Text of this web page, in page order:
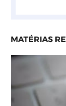
MATÉRIAS